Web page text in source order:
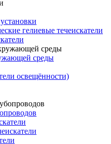
гелиевые течеискатели
среды
освещённости)